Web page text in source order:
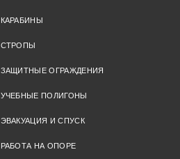
КАРАБИНЫ
СТРОПЫ
ЗАЩИТНЫЕ ОГРАЖДЕНИЯ
УЧЕБНЫЕ ПОЛИГОНЫ
ЭВАКУАЦИЯ И СПУСК
РАБОТА НА ОПОРЕ